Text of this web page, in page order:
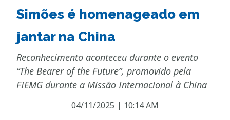
Simões é homenageado em
jantar na China
Reconhecimento aconteceu durante o evento
“The Bearer of the Future”, promovido pela
FIEMG durante a Missão Internacional à China
04/11/2025 | 10:14 AM